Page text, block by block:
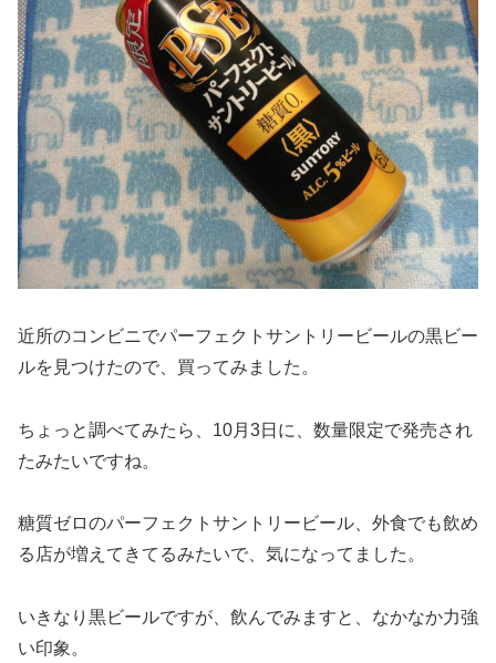
近所のコンビニでパーフェクトサントリービールの黒ビー
ルを見つけたので、買ってみました。
ちょっと調べてみたら、10月3日に、数量限定で発売され
たみたいですね。
糖質ゼロのパーフェクトサントリービール、外食でも飲め
る店が増えてきてるみたいで、気になってました。
いきなり黒ビールですが、飲んでみますと、なかなか力強
い印象。